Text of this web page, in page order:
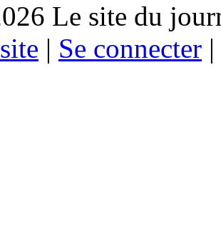
Le site du
| Se connecter |